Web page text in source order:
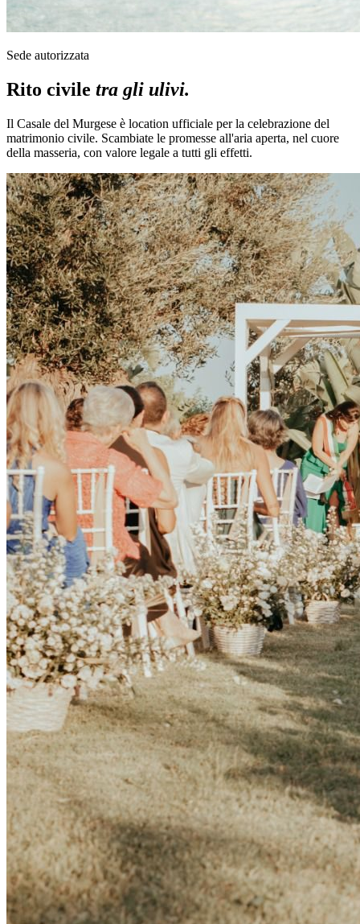
Sede autorizzata
Rito civile tra gli ulivi.
Il Casale del Murgese è location ufficiale per la celebrazione del
matrimonio civile. Scambiate le promesse all'aria aperta, nel cuore
della masseria, con valore legale a tutti gli effetti.